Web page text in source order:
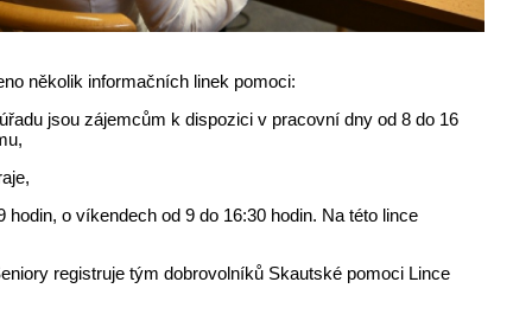
několik informačních linek pomoci:
jsou zájemcům k dispozici v pracovní dny od 8 do 16
o víkendech od 9 do 16:30 hodin. Na této lince
registruje tým dobrovolníků Skautské pomoci Lince